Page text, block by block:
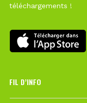
téléchargements !
FIL D’INFO